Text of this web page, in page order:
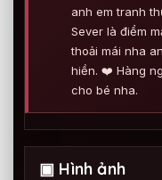
anh em tranh
Sever là điểm
thoải mái nha
hiền. ❤️ Hàng
cho bé nha.
▣ Hình ảnh